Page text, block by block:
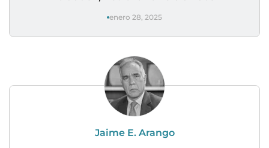
enero 28, 2025
Jaime E. Arango